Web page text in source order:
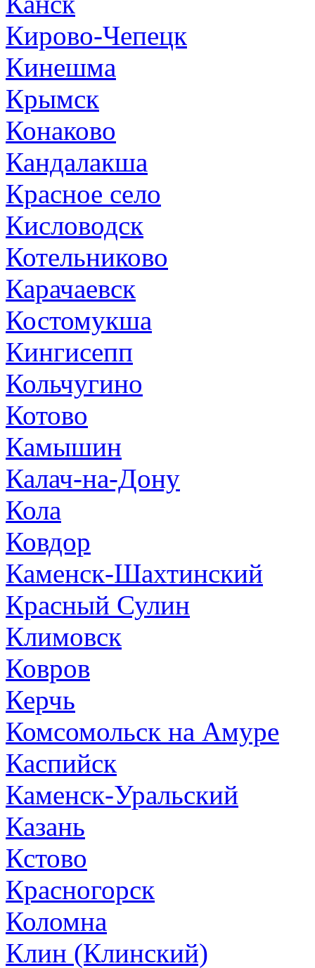
Кирово-Чепецк
Кинешма
Крымск
Конаково
Кандалакша
Красное село
Кисловодск
Котельниково
Карачаевск
Костомукша
Кингисепп
Кольчугино
Котово
Камышин
Калач-на-Дону
Кола
Ковдор
Каменск-Шахтинский
Красный Сулин
Климовск
Ковров
Керчь
Комсомольск на Амуре
Каспийск
Каменск-Уральский
Казань
Кстово
Красногорск
Коломна
Клин (Клинский)